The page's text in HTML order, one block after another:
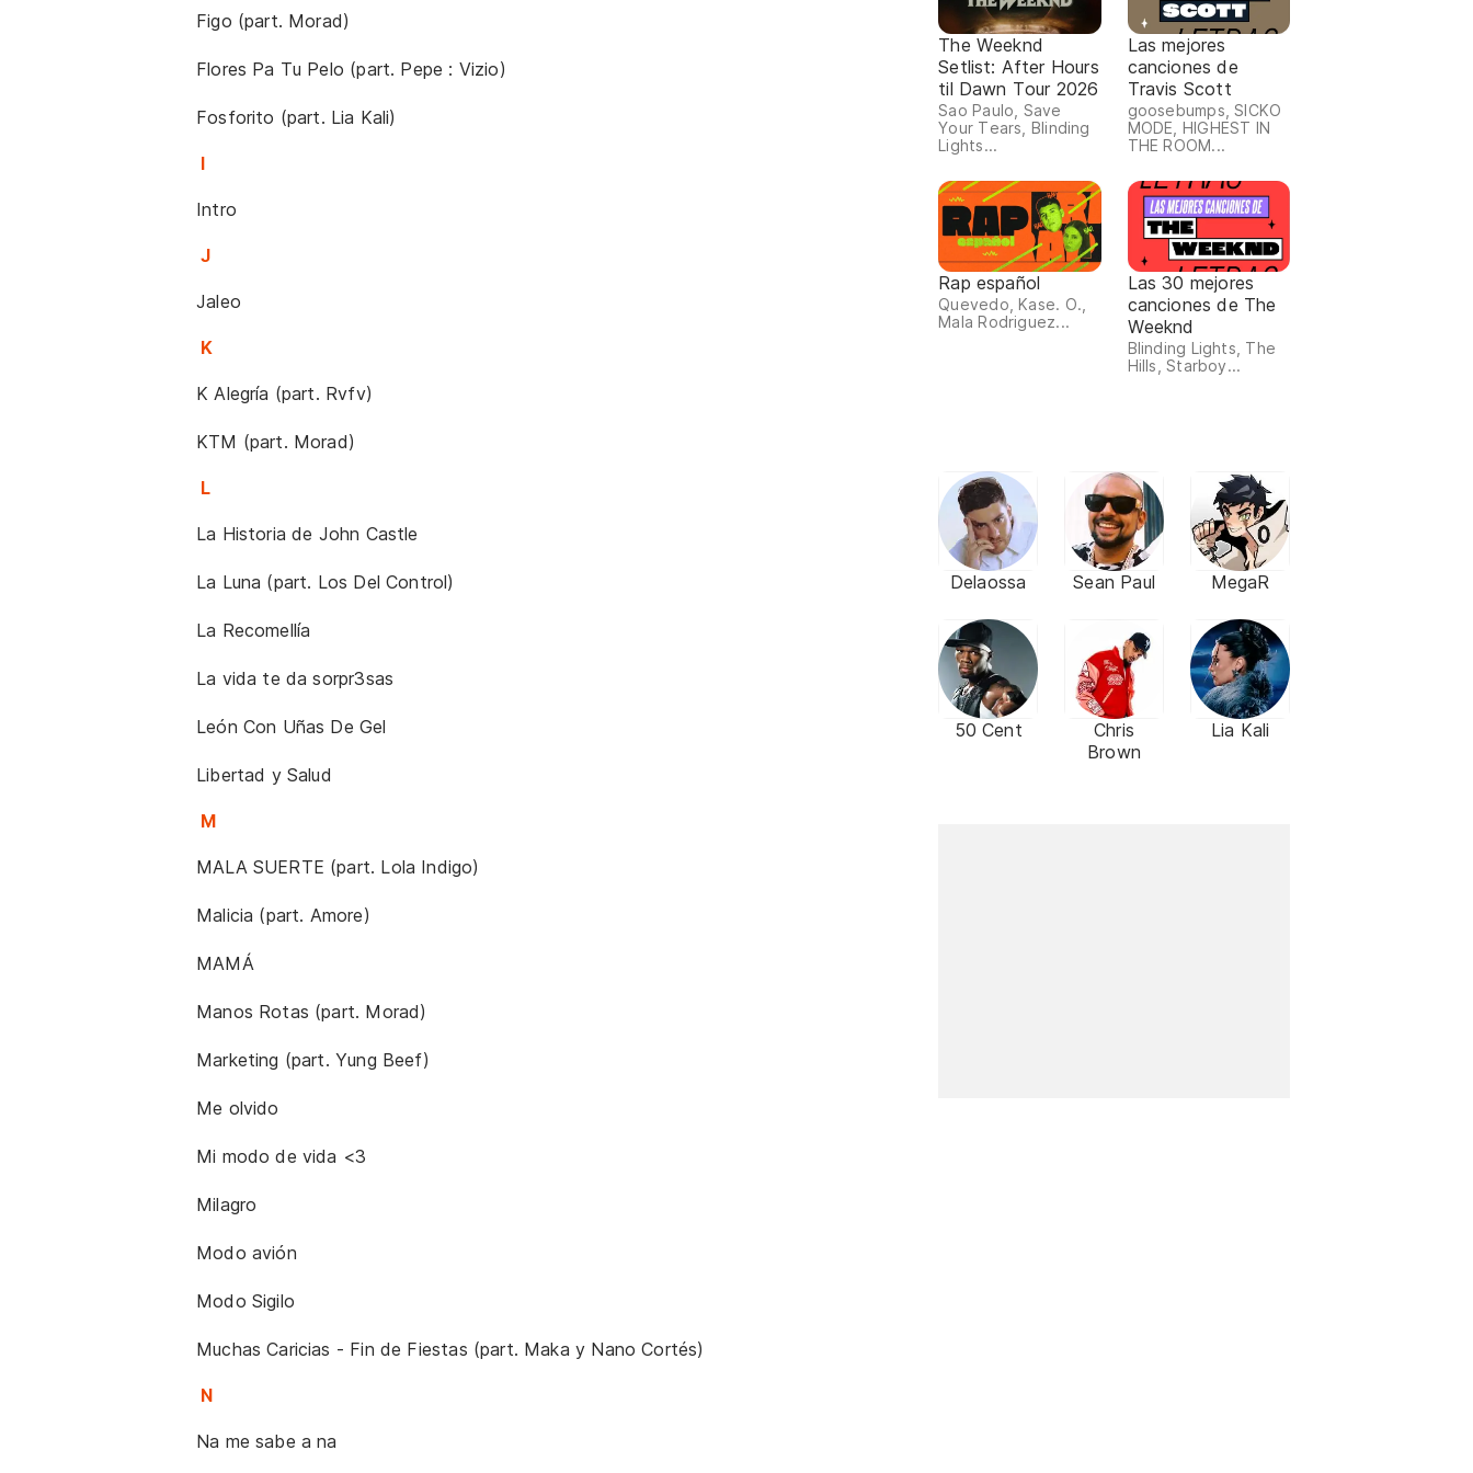
Figo (part. Morad)
Flores Pa Tu Pelo (part. Pepe : Vizio)
Fosforito (part. Lia Kali)
I
Intro
J
Jaleo
K
K Alegría (part. Rvfv)
KTM (part. Morad)
L
La Historia de John Castle
La Luna (part. Los Del Control)
La Recomellía
La vida te da sorpr3sas
León Con Uñas De Gel
Libertad y Salud
M
MALA SUERTE (part. Lola Indigo)
Malicia (part. Amore)
MAMÁ
Manos Rotas (part. Morad)
Marketing (part. Yung Beef)
Me olvido
Mi modo de vida <3
Milagro
Modo avión
Modo Sigilo
Muchas Caricias - Fin de Fiestas (part. Maka y Nano Cortés)
N
Na me sabe a na
The Weeknd
Setlist: After Hours
til Dawn Tour 2026
Sao Paulo, Save
Your Tears, Blinding
Lights...
Las mejores
canciones de
Travis Scott
goosebumps, SICKO
MODE, HIGHEST IN
THE ROOM...
Rap español
Quevedo, Kase. O.,
Mala Rodriguez...
Las 30 mejores
canciones de The
Weeknd
Blinding Lights, The
Hills, Starboy...
Delaossa Sean Paul MegaR
50 Cent
Chris
Brown
Lia Kali